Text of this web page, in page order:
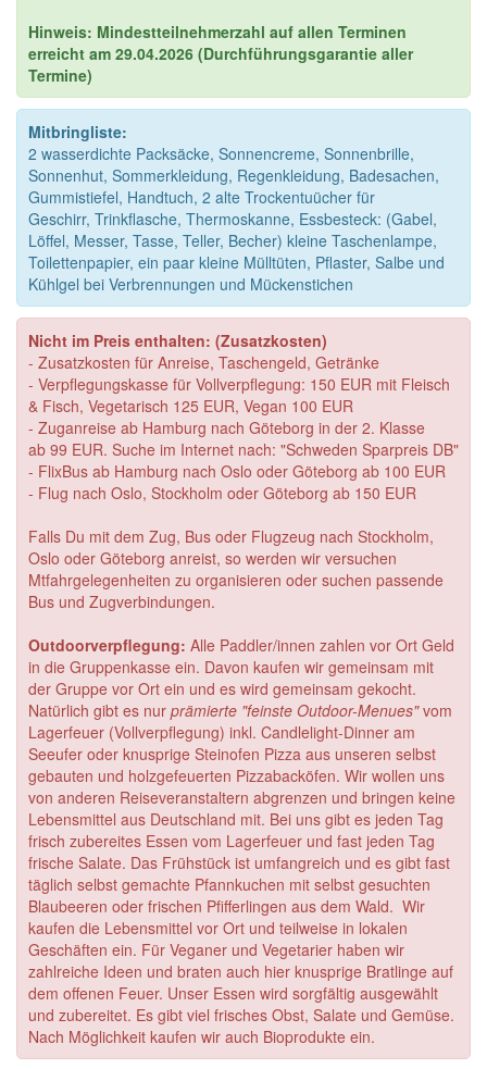
Hinweis: Mindestteilnehmerzahl auf allen Terminen
erreicht am 29.04.2026 (Durchführungsgarantie aller
Termine)
Mitbringliste:
2 wasserdichte Packsäcke, Sonnencreme, Sonnenbrille,
Sonnenhut, Sommerkleidung, Regenkleidung, Badesachen,
Gummistiefel, Handtuch, 2 alte Trockentuücher für
Geschirr, Trinkflasche, Thermoskanne, Essbesteck: (Gabel,
Löffel, Messer, Tasse, Teller, Becher) kleine Taschenlampe,
Toilettenpapier, ein paar kleine Mülltüten, Pflaster, Salbe und
Kühlgel bei Verbrennungen und Mückenstichen
Nicht im Preis enthalten: (Zusatzkosten)
- Zusatzkosten für Anreise, Taschengeld, Getränke
- Verpflegungskasse für Vollverpflegung: 150 EUR mit Fleisch
& Fisch, Vegetarisch 125 EUR, Vegan 100 EUR
- Zuganreise ab Hamburg nach Göteborg in der 2. Klasse
ab 99 EUR. Suche im Internet nach: "Schweden Sparpreis DB"
- FlixBus ab Hamburg nach Oslo oder Göteborg ab 100 EUR
- Flug nach Oslo, Stockholm oder Göteborg ab 150 EUR
Falls Du mit dem Zug, Bus oder Flugzeug nach Stockholm,
Oslo oder Göteborg anreist, so werden wir versuchen
Mtfahrgelegenheiten zu organisieren oder suchen passende
Bus und Zugverbindungen.
Outdoorverpflegung: Alle Paddler/innen zahlen vor Ort Geld
in die Gruppenkasse ein. Davon kaufen wir gemeinsam mit
der Gruppe vor Ort ein und es wird gemeinsam gekocht.
Natürlich gibt es nur prämierte "feinste Outdoor-Menues"vom
Lagerfeuer (Vollverpflegung) inkl. Candlelight-Dinner am
Seeufer oder knusprige Steinofen Pizza aus unseren selbst
gebauten und holzgefeuerten Pizzabacköfen. Wir wollen uns
von anderen Reiseveranstaltern abgrenzen und bringen keine
Lebensmittel aus Deutschland mit. Bei uns gibt es jeden Tag
frisch zubereites Essen vom Lagerfeuer und fast jeden Tag
frische Salate. Das Frühstück ist umfangreich und es gibt fast
täglich selbst gemachte Pfannkuchen mit selbst gesuchten
Blaubeeren oder frischen Pfifferlingen aus dem Wald. Wir
kaufen die Lebensmittel vor Ort und teilweise in lokalen
Geschäften ein. Für Veganer und Vegetarier haben wir
zahlreiche Ideen und braten auch hier knusprige Bratlinge auf
dem offenen Feuer. Unser Essen wird sorgfältig ausgewählt
und zubereitet. Es gibt viel frisches Obst, Salate und Gemüse.
Nach Möglichkeit kaufen wir auch Bioprodukte ein.